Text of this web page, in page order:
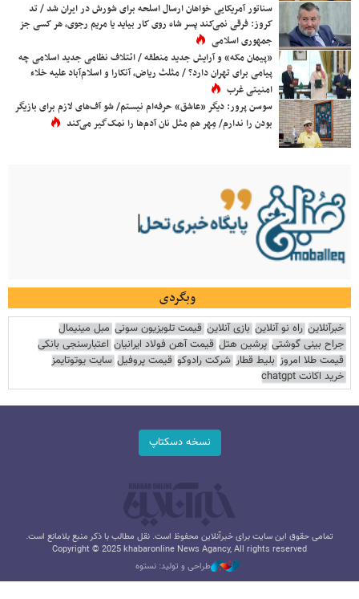
سناتور آمریکایی خواهان ارسال اسلحه برای شورش در ایران شد / تد
کروز: فرقی نمی‌کند پسر شاه روی کار بیاید یا مریم رجوی، هر کسی جز
جمهوری اسلامی
«پیمان مکه» و آرایش جدید منطقه / ائتلاف نظامی جدید اسلامی چه
پیامی برای تهران دارد؟ / مثلث ریاض، آنکارا و اسلام‌آباد علیه خلاء
امنیتی غرب
سوسن پرور: دیگر «عاشق» حرفه‌ام نیستم/ شو آف‌های لازم برای بازیگر
بودن را ندارم/ مِهر هم مثل نان آدم‌ها را نمک‌گیر می‌کند
وبگردی
خبرآنلاین راه نو آنلاین بازی آنلاین قیمت تلویزیون سونی مبل مینیمال
جراح بینی گوشتی پرشین هتل قیمت آهن فولاد ایرانیان اعتبارسنجی بانکی
قیمت طلا امروز بلیط قطار شرکت رادوکو قیمت پروفیل سایت یوتوتایمز
خرید اکانت chatgpt
نسخه دسکتاپ
تمامی حقوق این سایت برای خبرآنلاین محفوظ است. نقل مطالب با ذکر منبع بلامانع است.
Copyright © 2025 khabaronline News Agancy, All rights reserved
طراحی و تولید: نستوه